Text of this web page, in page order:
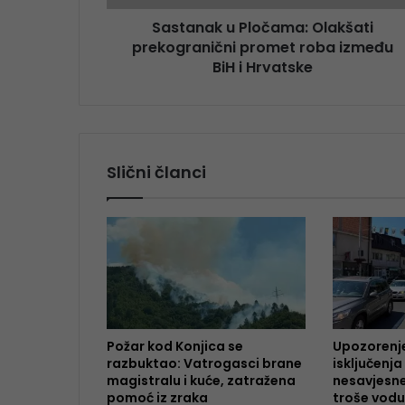
Sastanak u Pločama: Olakšati
prekogranični promet roba između
BiH i Hrvatske
Slični članci
Požar kod Konjica se
razbuktao: Vatrogasci brane
magistralu i kuće, zatražena
pomoć iz zraka
isključenja
troše